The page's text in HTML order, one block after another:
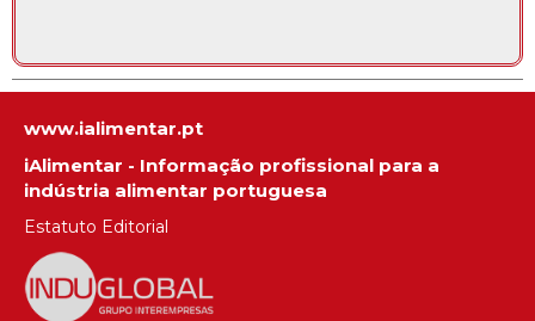
www.ialimentar.pt
iAlimentar - Informação profissional para a
indústria alimentar portuguesa
Estatuto Editorial